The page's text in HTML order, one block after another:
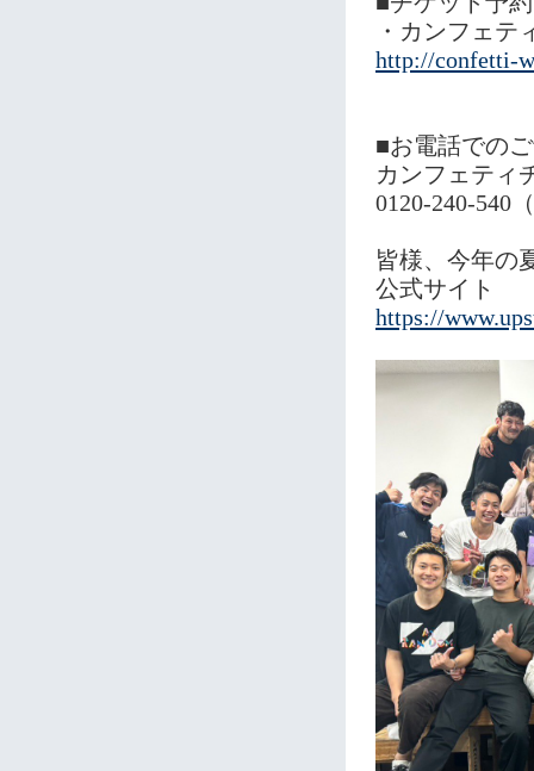
・カンフェテ
http://confetti-
■お電話での
カンフェティ
0120-240-540
皆様、今年の
公式サイト
https://